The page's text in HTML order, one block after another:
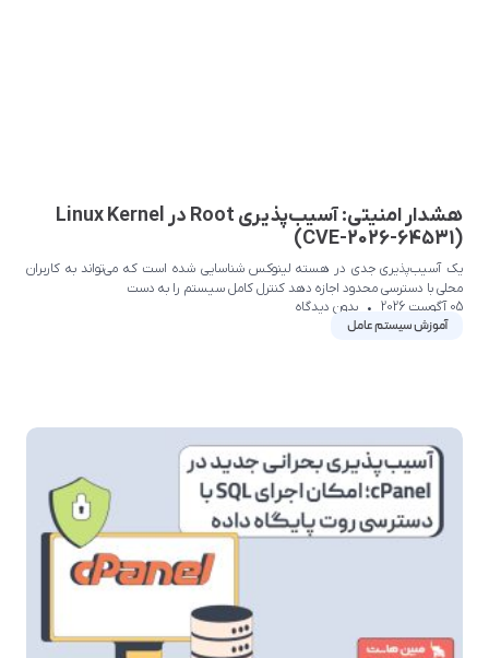
آموزش سیستم عامل
هشدار امنیتی: آسیب‌پذیری Root در Linux Kernel
(CVE-2026-64531)
یک آسیب‌پذیری جدی در هسته لینوکس شناسایی شده است که می‌تواند به کاربران
محلی با دسترسی محدود اجازه دهد کنترل کامل سیستم را به دست
05 آگوست 2026
بدون دیدگاه